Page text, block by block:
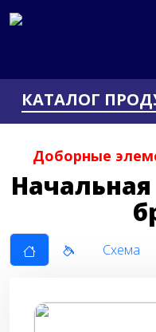
КАТАЛОГ
Доборные
Схема